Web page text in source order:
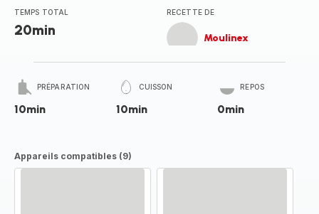
TEMPS TOTAL
20min
RECETTE DE
Moulinex
PRÉPARATION
10min
CUISSON
10min
REPOS
0min
Appareils compatibles (9)